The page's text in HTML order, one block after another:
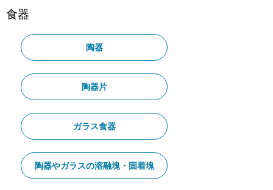
食器
陶器
陶器片
ガラス食器
陶器やガラスの溶融塊・固着塊